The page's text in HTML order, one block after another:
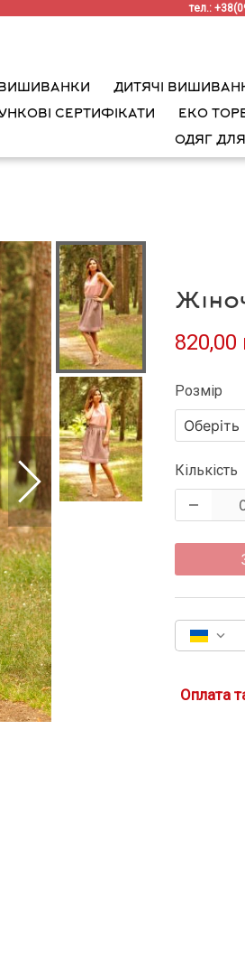
тел.:
ВИШИВАНКИ ДИТЯЧІ
СЕРТИФІКАТИ ЕКО
ОДЯГ
820,00
Розмір
Кількість
Оплата